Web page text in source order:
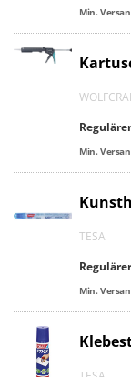
Min.
Min.
TESA
Min.